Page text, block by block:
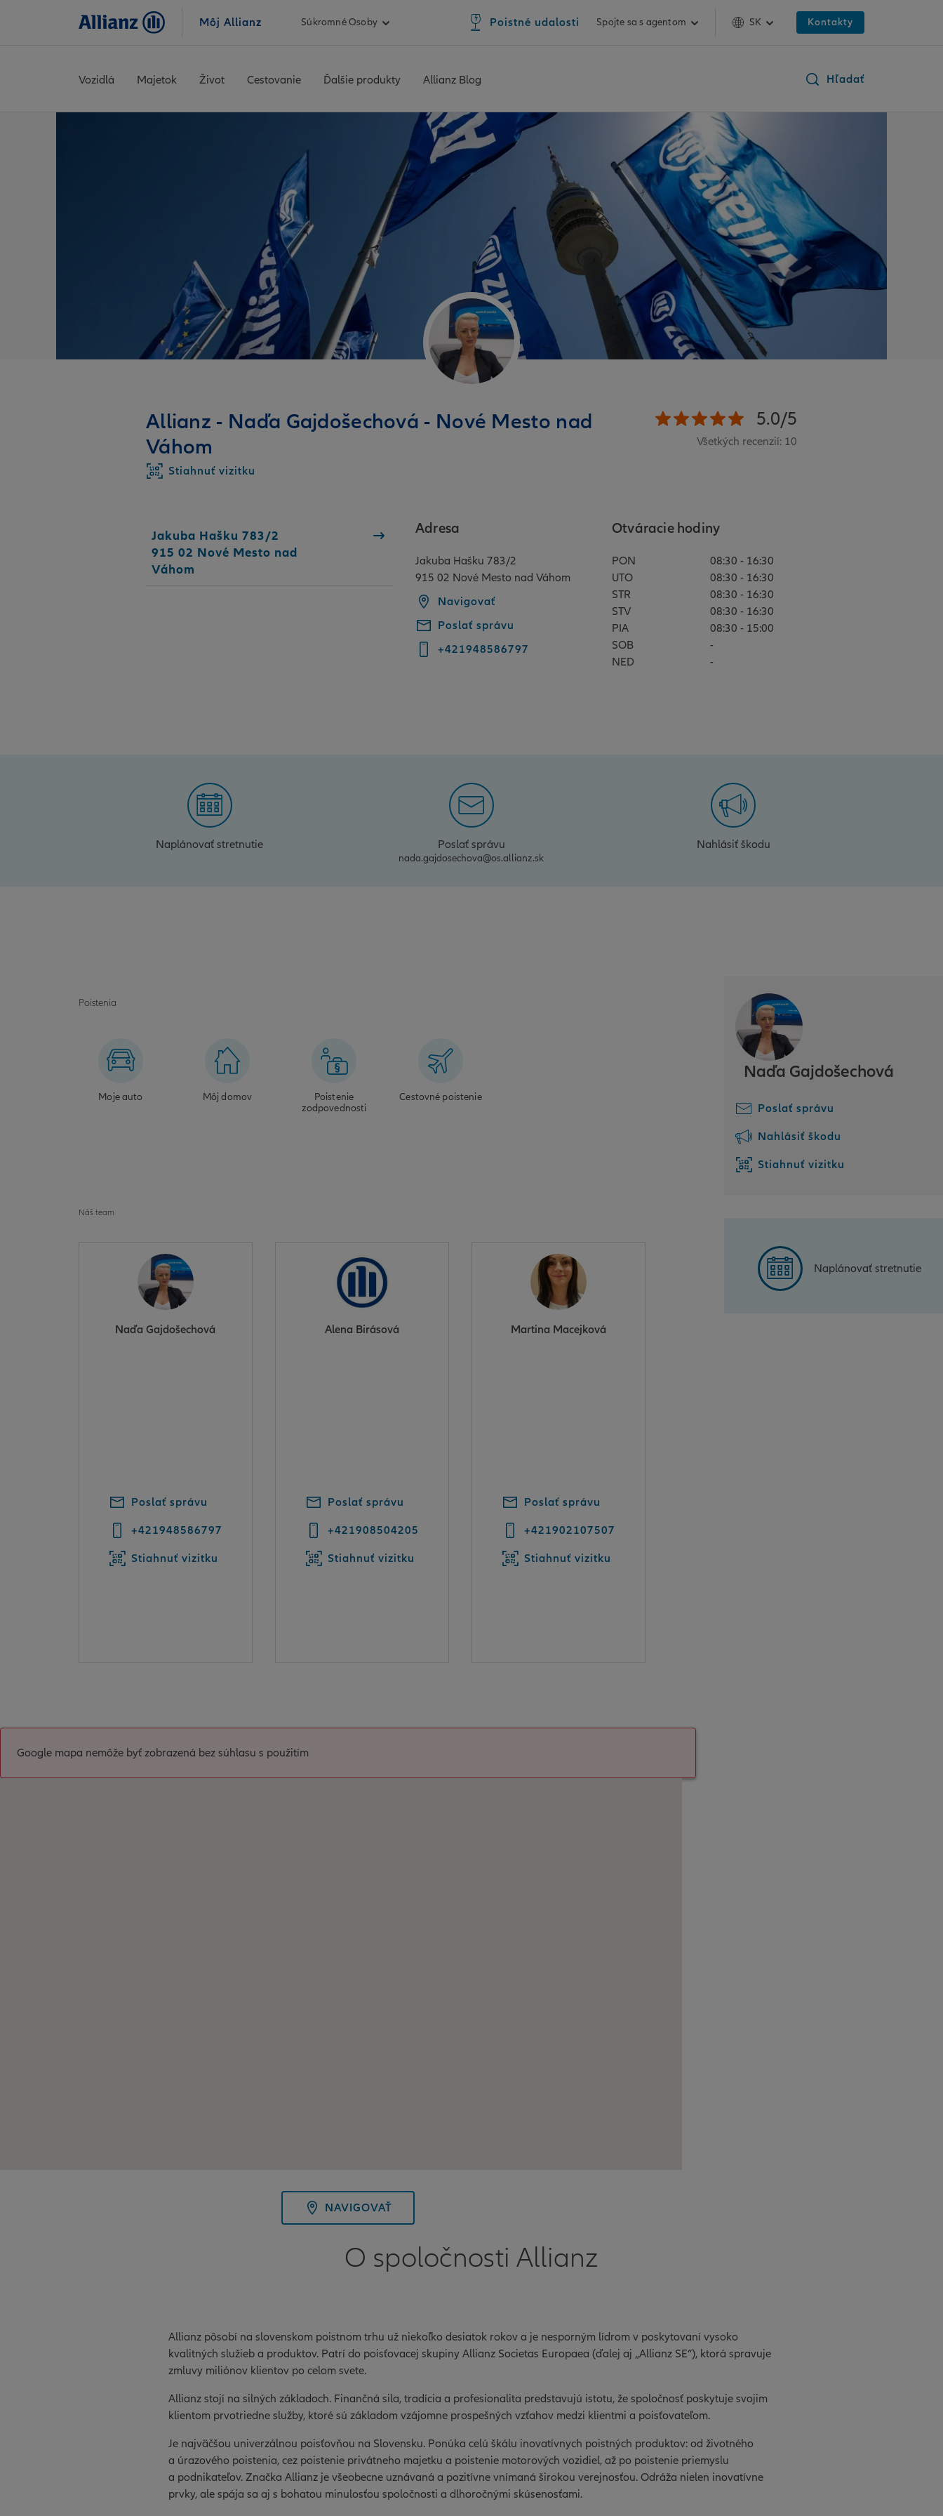
Môj Allianz Súkromné Osoby Poistné udalosti Spojte sa s agentom SK Kontakty
Vozidlá Majetok Život Cestovanie Ďalšie produkty Allianz Blog Hľadať
Allianz - Naďa Gajdošechová - Nové Mesto nad
Váhom
5.0/5
Všetkých recenzií: 10
Stiahnuť vizitku
Jakuba Hašku 783/2
915 02 Nové Mesto nad
Váhom
Adresa
Jakuba Hašku 783/2
915 02 Nové Mesto nad Váhom
Navigovať
Poslať správu
+421948586797
Otváracie hodiny
PON
08:30 - 16:30
UTO
08:30 - 16:30
STR
08:30 - 16:30
STV
08:30 - 16:30
PIA
08:30 - 15:00
SOB
-
NED
-
Naplánovať stretnutie Poslať správu
nada.gajdosechova@os.allianz.sk
Nahlásiť škodu
Naďa Gajdošechová
Poslať správu
Nahlásiť škodu
Stiahnuť vizitku
Naplánovať stretnutie
Poistenia
Moje auto Môj domov
Poistenie
zodpovednosti
Cestovné poistenie
Náš team
Naďa Gajdošechová
Poslať správu
+421948586797
Stiahnuť vizitku
Alena Birásová
Poslať správu
+421908504205
Stiahnuť vizitku
Martina Macejková
Poslať správu
+421902107507
Stiahnuť vizitku
Google mapa nemôže byť zobrazená bez súhlasu s použitím
NAVIGOVAŤ
O spoločnosti Allianz
Allianz pôsobí na slovenskom poistnom trhu už niekoľko desiatok rokov a je nesporným lídrom v poskytovaní vysoko
kvalitných služieb a produktov. Patrí do poisťovacej skupiny Allianz Societas Europaea (ďalej aj „Allianz SE“), ktorá spravuje
zmluvy miliónov klientov po celom svete.
Allianz stojí na silných základoch. Finančná sila, tradícia a profesionalita predstavujú istotu, že spoločnosť poskytuje svojim
klientom prvotriedne služby, ktoré sú základom vzájomne prospešných vzťahov medzi klientmi a poisťovateľom.
Je najväčšou univerzálnou poisťovňou na Slovensku. Ponúka celú škálu inovatívnych poistných produktov: od životného
a úrazového poistenia, cez poistenie privátneho majetku a poistenie motorových vozidiel, až po poistenie priemyslu
a podnikateľov. Značka Allianz je všeobecne uznávaná a pozitívne vnímaná širokou verejnosťou. Odráža nielen inovatívne
prvky, ale spája sa aj s bohatou minulosťou spoločnosti a dlhoročnými skúsenosťami.